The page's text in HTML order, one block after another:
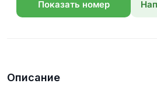
Показать номер
Описание